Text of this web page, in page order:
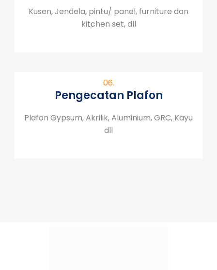
Kusen, Jendela, pintu/ panel, furniture dan
kitchen set, dll
06.
Pengecatan Plafon
Plafon Gypsum, Akrilik, Aluminium, GRC, Kayu
dll